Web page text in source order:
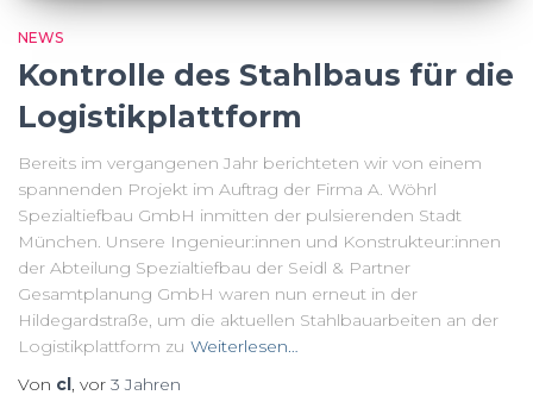
NEWS
Kontrolle des Stahlbaus für die
Logistikplattform
Bereits im vergangenen Jahr berichteten wir von einem
spannenden Projekt im Auftrag der Firma A. Wöhrl
Spezialtiefbau GmbH inmitten der pulsierenden Stadt
München. Unsere Ingenieur:innen und Konstrukteur:innen
der Abteilung Spezialtiefbau der Seidl & Partner
Gesamtplanung GmbH waren nun erneut in der
Hildegardstraße, um die aktuellen Stahlbauarbeiten an der
Logistikplattform zu Weiterlesen…
Von cl, vor 3 Jahren